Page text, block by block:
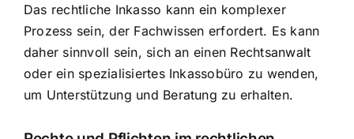
Das rechtliche Inkasso kann ein komplexer
Prozess sein, der Fachwissen erfordert. Es kann
daher sinnvoll sein, sich an einen Rechtsanwalt
oder ein spezialisiertes Inkassobüro zu wenden,
um Unterstützung und Beratung zu erhalten.